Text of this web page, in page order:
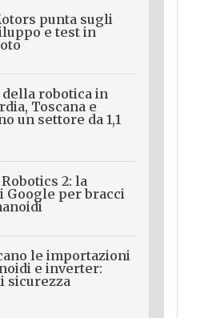
punta sugli
e test in
robotica in
Toscana e
un settore da 1,1
2: la
Google per bracci
le importazioni
e inverter:
sicurezza